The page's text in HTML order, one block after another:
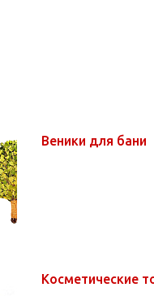
Веники для бани
Косметические